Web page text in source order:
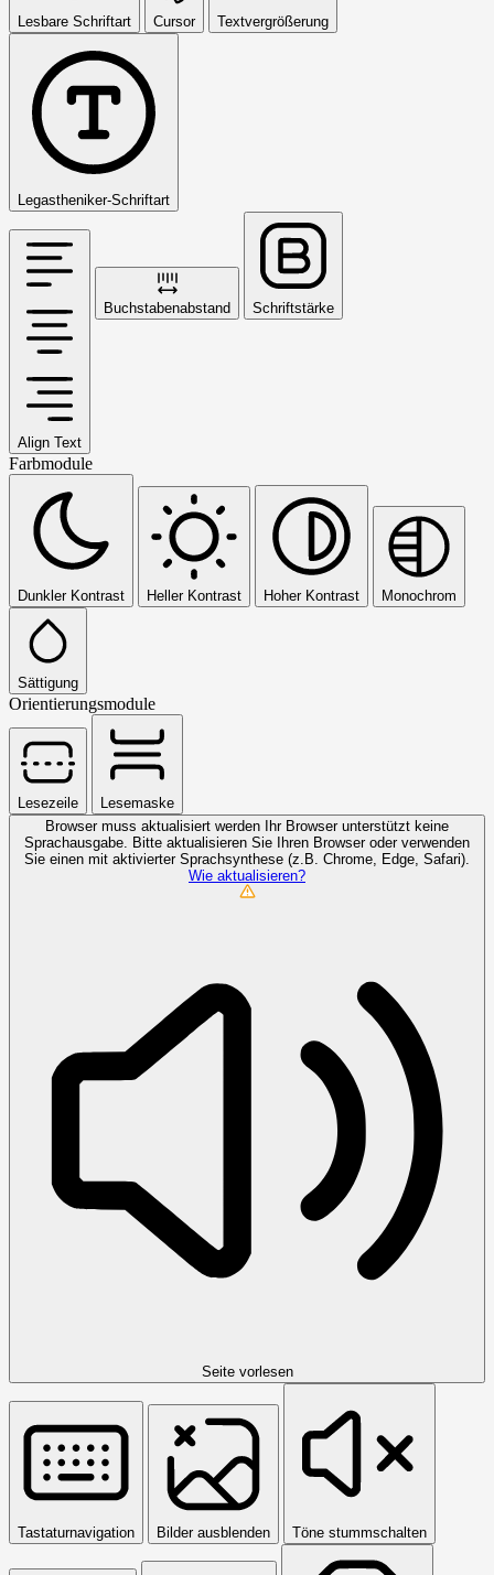
Lesbare Schriftart Cursor Textvergrößerung
Legastheniker-Schriftart
Align Text
Buchstabenabstand Schriftstärke
Farbmodule
Dunkler Kontrast Heller Kontrast Hoher Kontrast Monochrom
Sättigung
Orientierungsmodule
Lesezeile
Lesemaske
Browser muss aktualisiert werden
Ihr Browser unterstützt keine
Sprachausgabe. Bitte aktualisieren Sie Ihren Browser oder verwenden
Sie einen mit aktivierter Sprachsynthese (z.B. Chrome, Edge, Safari).
Wie aktualisieren?
Seite vorlesen
Tastaturnavigation Bilder ausblenden Töne stummschalten